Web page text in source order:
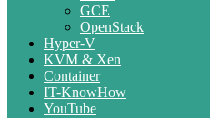
GCE
OpenStack
Hyper-V
KVM & Xen
Container
IT-KnowHow
YouTube